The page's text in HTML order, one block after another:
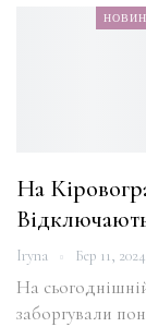
На
Iryna Бер 11, 2024
На
заборгували